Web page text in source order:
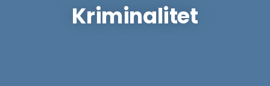
Kriminalitet